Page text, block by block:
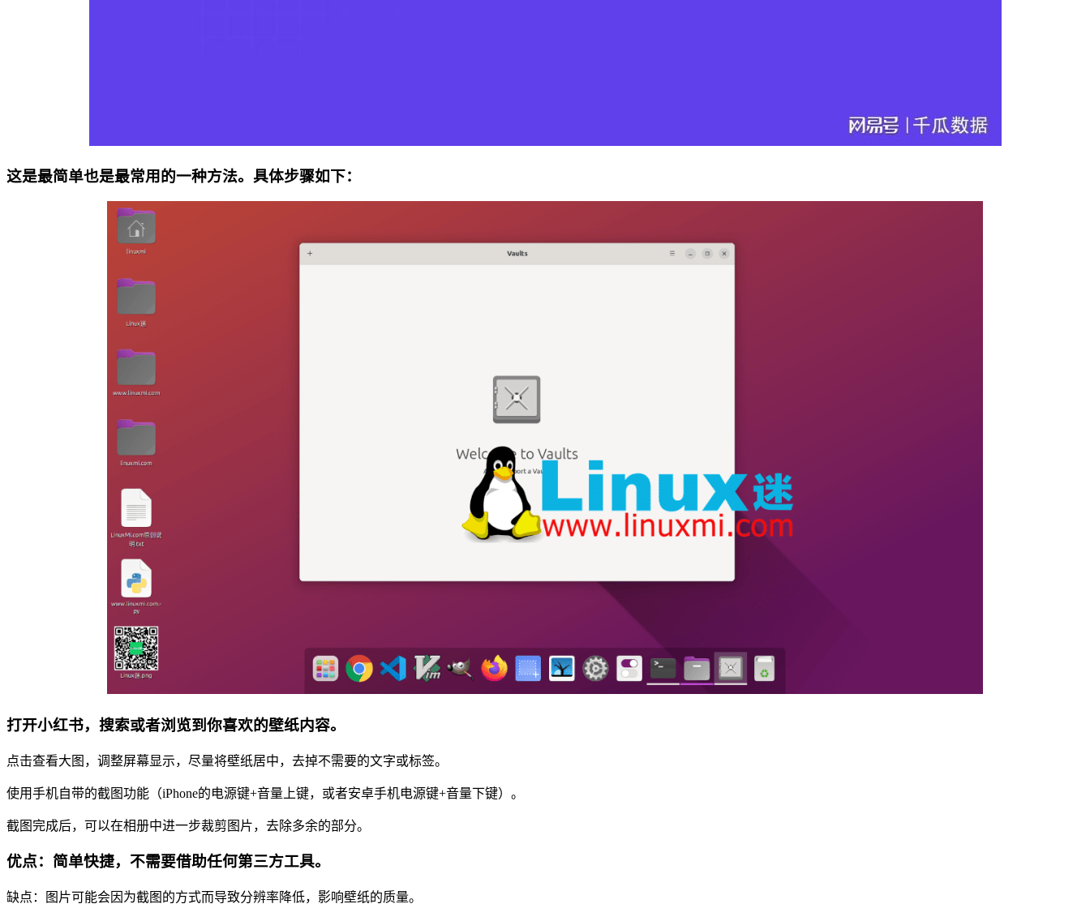
这是最简单也是最常用的一种方法。具体步骤如下：
打开小红书，搜索或者浏览到你喜欢的壁纸内容。
点击查看大图，调整屏幕显示，尽量将壁纸居中，去掉不需要的文字或标签。
使用手机自带的截图功能（iPhone的电源键+音量上键，或者安卓手机电源键+音量下键）。
截图完成后，可以在相册中进一步裁剪图片，去除多余的部分。
优点：简单快捷，不需要借助任何第三方工具。
缺点：图片可能会因为截图的方式而导致分辨率降低，影响壁纸的质量。